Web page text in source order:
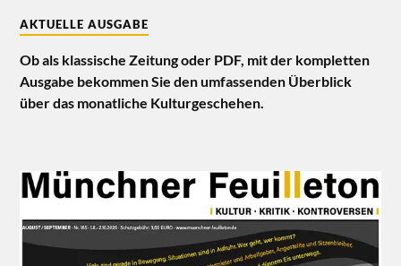
AKTUELLE AUSGABE
Ob als klassische Zeitung oder PDF, mit der kompletten
Ausgabe bekommen Sie den umfassenden Überblick
über das monatliche Kulturgeschehen.